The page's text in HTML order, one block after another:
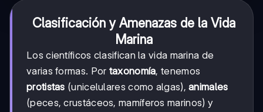
Clasificación y Amenazas de la Vida
Marina
Los científicos clasifican la vida marina de
varias formas. Por taxonomía, tenemos
protistas (unicelulares como algas),animales
(peces, crustáceos, mamíferos marinos) y